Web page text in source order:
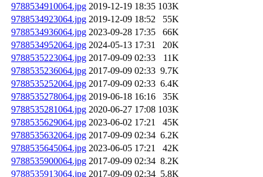
9788534910064.jpg 2019-12-19 18:35 103K
9788534923064.jpg 2019-12-09 18:52
55K
9788534936064.jpg 2023-09-28 17:35
66K
9788534952064.jpg 2024-05-13 17:31
20K
9788535223064.jpg 2017-09-09 02:33
11K
9788535236064.jpg 2017-09-09 02:33 9.7K
9788535252064.jpg 2017-09-09 02:33 6.4K
9788535278064.jpg 2019-06-18 16:16
35K
9788535281064.jpg 2020-06-27 17:08 103K
9788535629064.jpg 2023-06-02 17:21
45K
9788535632064.jpg 2017-09-09 02:34 6.2K
9788535645064.jpg 2023-06-05 17:21
42K
9788535900064.jpg 2017-09-09 02:34 8.2K
9788535913064.jpg 2017-09-09 02:34 5.8K